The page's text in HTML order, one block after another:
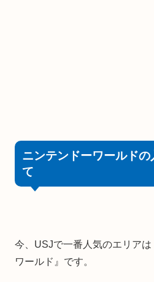
ニンテンドーワールド
て
今、USJで一番人気のエリア
ワールド』です。